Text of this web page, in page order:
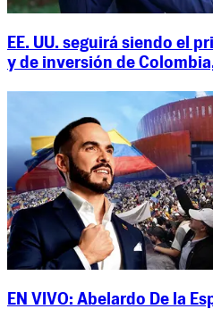
EE. UU. seguirá siendo el
y de inversión de
EN VIVO: Abelardo De la